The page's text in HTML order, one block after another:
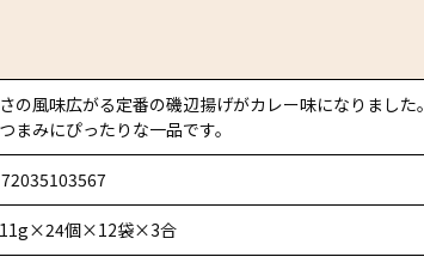
の風味広がる定番の磯辺揚げがカレー味になりました。
まみにぴったりな一品です。
個×12袋×3合